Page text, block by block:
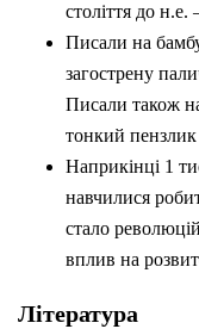
століття до н.е.
Писали на
загострену
Писали також
тонкий пензлик
Наприкінці 1
навчилися
стало
вплив на
Література